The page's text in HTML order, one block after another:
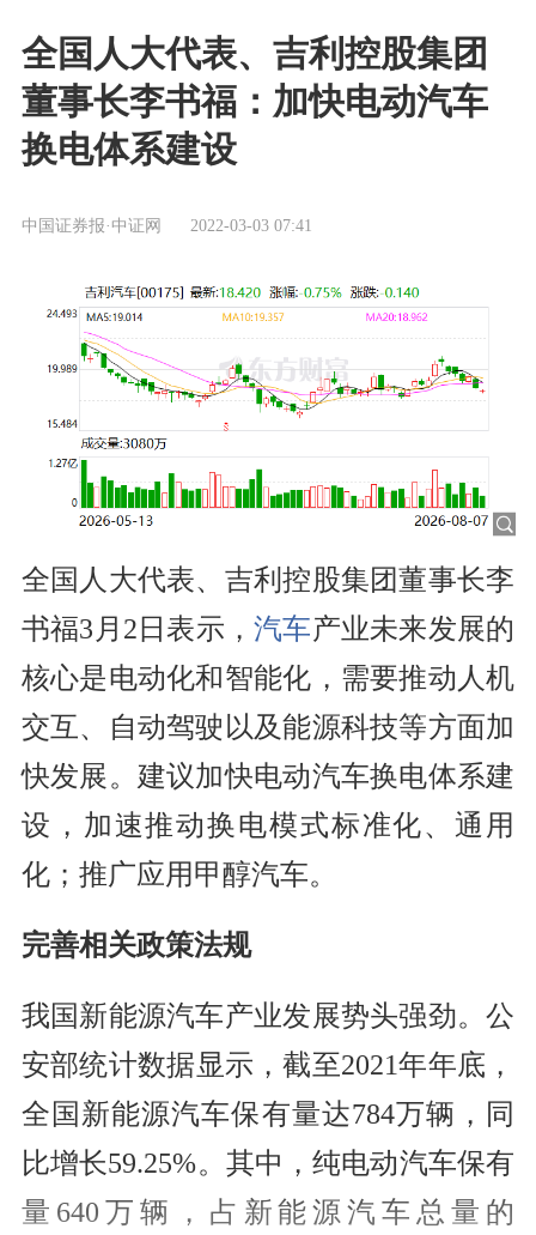
全国人大代表、吉利控股集团
董事长李书福：加快电动汽车
换电体系建设
中国证券报·中证网 2022-03-03 07:41
全国人大代表、吉利控股集团董事长李
书福3月2日表示，汽车产业未来发展的
核心是电动化和智能化，需要推动人机
交互、自动驾驶以及能源科技等方面加
快发展。建议加快电动汽车换电体系建
设，加速推动换电模式标准化、通用
化；推广应用甲醇汽车。
完善相关政策法规
我国新能源汽车产业发展势头强劲。公
安部统计数据显示，截至2021年年底，
全国新能源汽车保有量达784万辆，同
比增长59.25%。其中，纯电动汽车保有
量640万辆，占新能源汽车总量的